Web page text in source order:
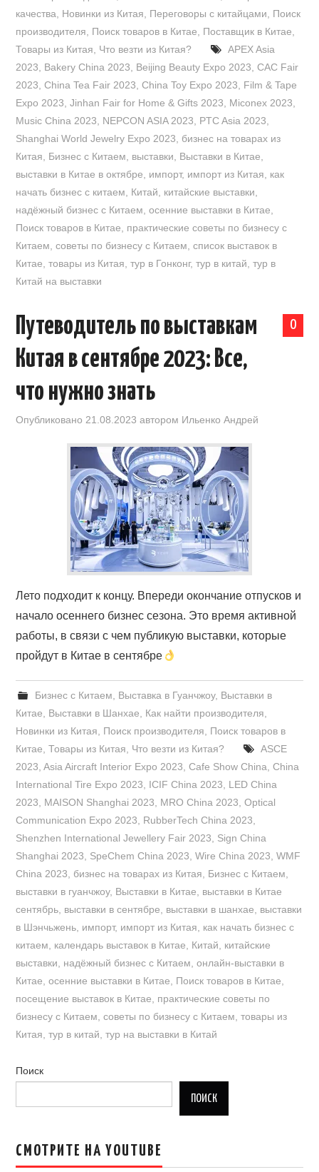
качества
Новинки из Китая Переговоры с китайцами
Поиск
производителя
Поиск товаров в Китае Поставщик в Китае
Товары из Китая
Что везти из Китая?
APEX Asia
2023
Bakery China 2023 Beijing Beauty Expo 2023 ,CAC Fair
2023 ,China Tea Fair 2023 ,China Toy Expo 2023
Film & Tape
Expo 2023 ,Jinhan Fair for Home & Gifts 2023 Miconex 2023
Music China 2023
NEPCON ASIA 2023 PTC Asia 2023
Shanghai World Jewelry Expo 2023
бизнес на товарах из
Китая
Бизнес с Китаем выставки Выставки в Китае
выставки в Китае в октябре
импорт, импорт из Китая
как
начать бизнес с китаем
Китай китайские выставки
надёжный бизнес с Китаем ,осенние выставки в Китае
Поиск товаров в Китае
практические советы по бизнесу с
Китаем ,советы по бизнесу с Китаем ,список выставок в
Китае ,товары из Китая ,тур в Гонконг,тур в китай ,тур в
Китай на выставки
0
Путеводитель по выставкам
Китая в сентябре 2023: Все,
что нужно знать
Опубликовано 21.08.2023 автором Ильенко Андрей
Лето подходит к концу. Впереди окончание отпусков и
начало осеннего бизнес сезона. Это время активной
работы, в связи с чем публикую выставки, которые
пройдут в Китае в сентябре
Бизнес с Китаем Выставка в Гуанчжоу, Выставки в
Китае
Выставки в Шанхае Как найти производителя
Новинки из Китая
Поиск производителя
Поиск товаров в
Китае ,Товары из Китая Что везти из Китая?
ASCE
2023 ,Asia Aircraft Interior Expo 2023 ,Cafe Show China ,China
International Tire Expo 2023
ICIF China 2023
LED China
2023
MAISON Shanghai 2023 MRO China 2023 ,Optical
Communication Expo 2023
RubberTech China 2023
Shenzhen International Jewellery Fair 2023
Sign China
Shanghai 2023
SpeChem China 2023 ,Wire China 2023 ,WMF
China 2023
бизнес на товарах из Китая Бизнес с Китаем
выставки в гуанчжоу, Выставки в Китае
выставки в Китае
сентябрь выставки в сентябре выставки в шанхае
выставки
в Шэнчьжень импорт, импорт из Китая
как начать бизнес с
китаем
календарь выставок в Китае Китай
китайские
выставки
надёжный бизнес с Китаем ,онлайн-выставки в
Китае ,осенние выставки в Китае Поиск товаров в Китае
посещение выставок в Китае
практические советы по
бизнесу с Китаем ,советы по бизнесу с Китаем ,товары из
Китая ,тур в китай ,тур на выставки в Китай
Поиск
ПОИСК
СМОТРИТЕ НА YOUTUBE